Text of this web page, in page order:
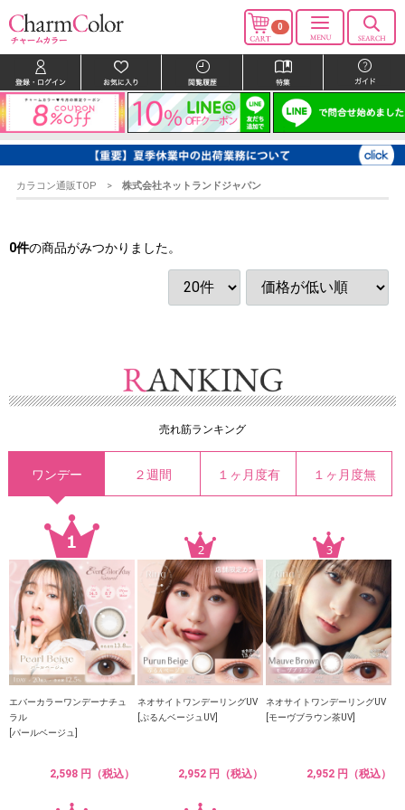
0
カラコン通販TOP 株式会社ネットランドジャパン
0件の商品がみつかりました。
売れ筋ランキング
ワンデー ２週間 １ヶ月度有 １ヶ月度無
エバーカラーワンデーナチュ
ラル
[パールベージュ]
2,598 円（税込）
ネオサイトワンデーリングUV
[ぷるんベージュUV]
2,952 円（税込）
ネオサイトワンデーリングUV
[モーヴブラウン茶UV]
2,952 円（税込）